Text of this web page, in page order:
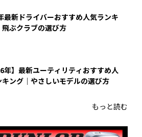
最新ドライバーおすすめ人気ランキ
飛ぶクラブの選び方
年】最新ユーティリティおすすめ人
ング｜やさしいモデルの選び方
もっと読む